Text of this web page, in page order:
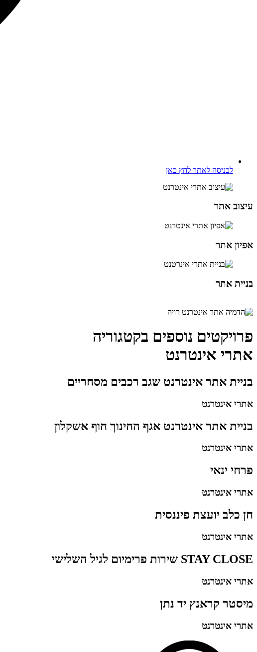
לכניסה לאתר לחץ כאן
עיצוב אתר
אפיון אתר
בניית אתר
פרויקטים נוספים בקטגוריה
אתרי אינטרנט
בניית אתר אינטרנט שגב רכבים מסחריים
אתרי אינטרנט
בניית אתר אינטרנט אגף החינוך חוף אשקלון
אתרי אינטרנט
פרחי ינאי
אתרי אינטרנט
חן כלב יועצת פיננסית
אתרי אינטרנט
STAY CLOSE שירות פרימיום לגיל השלישי
אתרי אינטרנט
מיסטר קראנץ יד נתן
אתרי אינטרנט